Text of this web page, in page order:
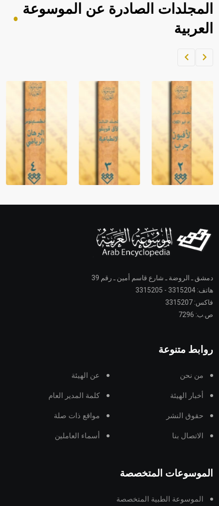
المجلدات الصادرة عن الموسوعة
العربية
دمشق ـ الروضة ـ شارع قاسم أمين ـ رقم 39
هاتف: 3315204 - 3315205
فاكس: 3315207
ص.ب: 7296
روابط متنوعة
من نحن عن الهيئة
أخبار الهيئة كلمة المدير العام
حقوق النشر مواقع ذات صلة
الاتصال بنا أسماء العاملين
الموسوعات المتخصصة
الموسوعة الطبية المتخصصة